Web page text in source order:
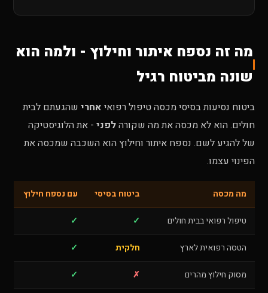
מה זה נספח איתור וחילוץ - ולמה הוא
שונה מביטוח רגיל
ביטוח נסיעות בסיסי מכסה טיפול רפואי אחרי שהגעתם לבית
חולים. הוא לא מכסה את מה שקורהלפני - את הלוגיסטיקה
של להגיע לשם. נספח איתור וחילוץ הוא השכבה שמכסה את
הפינוי עצמו.
מה מכסה ביטוח בסיסי עם נספח חילוץ
טיפול רפואי בבית חולים ✓
✓
הטסה רפואית לארץ חלקית ✓
מסוק חילוץ מהרים ✗
✓